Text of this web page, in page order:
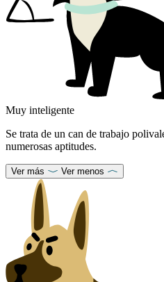
Muy inteligente
Se trata de un can de trabajo
numerosas aptitudes.
Ver más Ver menos